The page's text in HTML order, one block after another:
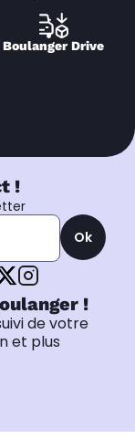
Boulanger Drive
!
Ok
!
de votre
et plus